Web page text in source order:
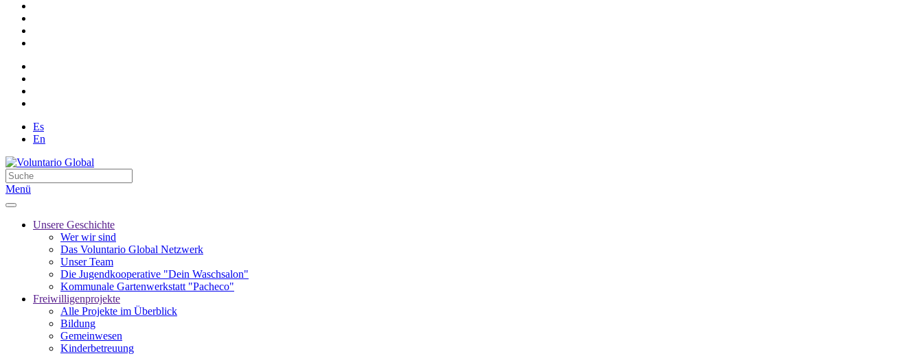
Es
En
Menü
Unsere Geschichte
Wer wir sind
Das Voluntario Global Netzwerk
Unser Team
Die Jugendkooperative "Dein Waschsalon"
Kommunale Gartenwerkstatt "Pacheco"
Freiwilligenprojekte
Alle Projekte im Überblick
Bildung
Gemeinwesen
Kinderbetreuung